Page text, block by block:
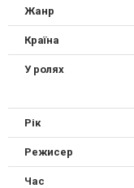
Жанр
Країна
У ролях
Рік
Режисер
Час